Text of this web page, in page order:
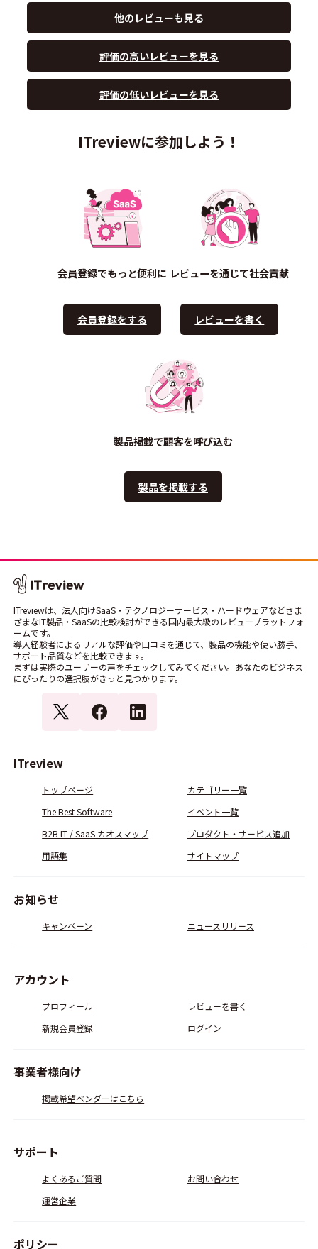
他のレビューも見る
評価の高いレビューを見る
評価の低いレビューを見る
ITreviewに参加しよう！
会員登録でもっと便利に
会員登録をする
レビューを通じて社会貢献
レビューを書く
製品掲載で顧客を呼び込む
製品を掲載する
ITreviewは、法人向けSaaS・テクノロジーサービス・ハードウェアなどさま
ざまなIT製品・SaaSの比較検討ができる国内最大級のレビュープラットフォ
ームです。
導入経験者によるリアルな評価や口コミを通じて、製品の機能や使い勝手、
サポート品質などを比較できます。
まずは実際のユーザーの声をチェックしてみてください。あなたのビジネス
にぴったりの選択肢がきっと見つかります。
ITreview
トップページ
カテゴリー一覧
The Best Software
イベント一覧
B2B IT / SaaS カオスマップ
プロダクト・サービス追加
用語集
サイトマップ
お知らせ
キャンペーン ニュースリリース
アカウント
プロフィール
レビューを書く
新規会員登録
ログイン
事業者様向け
掲載希望ベンダーはこちら
サポート
よくあるご質問
お問い合わせ
運営企業
ポリシー